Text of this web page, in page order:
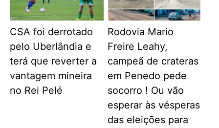
CSA foi derrotado
pelo Uberlândia e
terá que reverter a
vantagem mineira
no Rei Pelé
Rodovia Mario
Freire Leahy,
campeã de crateras
em Penedo pede
socorro ! Ou vão
esperar às vésperas
das eleições para